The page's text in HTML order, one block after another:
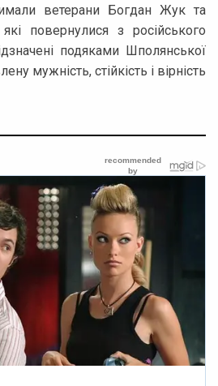
ветерани Богдан Жук та
повернулися з російського
подяками Шполянської
мужність, стійкість і вірність